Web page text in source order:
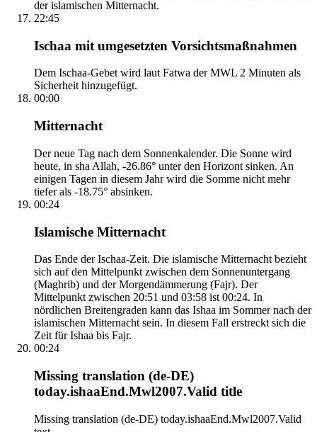
der islamischen Mitternacht.
22:45
Ischaa mit umgesetzten Vorsichtsmaßnahmen
Dem Ischaa-Gebet wird laut Fatwa der MWL 2 Minuten als
Sicherheit hinzugefügt.
00:00
Mitternacht
Der neue Tag nach dem Sonnenkalender. Die Sonne wird
heute, in sha Allah, -26.86° unter den Horizont sinken. An
einigen Tagen in diesem Jahr wird die Somme nicht mehr
tiefer als -18.75° absinken.
00:24
Islamische Mitternacht
Das Ende der Ischaa-Zeit. Die islamische Mitternacht bezieht
sich auf den Mittelpunkt zwischen dem Sonnenuntergang
(Maghrib) und der Morgendämmerung (Fajr). Der
Mittelpunkt zwischen 20:51 und 03:58 ist 00:24. In
nördlichen Breitengraden kann das Ishaa im Sommer nach der
islamischen Mitternacht sein. In diesem Fall erstreckt sich die
Zeit für Ishaa bis Fajr.
00:24
Missing translation (de-DE)
today.ishaaEnd.Mwl2007.Valid title
Missing translation (de-DE) today.ishaaEnd.Mwl2007.Valid